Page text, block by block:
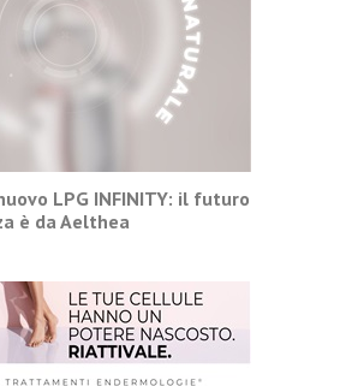
LPG INFINITY: il futuro
è da Aelthea